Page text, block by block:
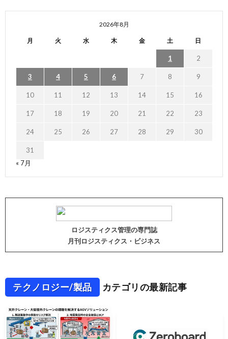
2026年8月
月 火 水 木 金 土 日
1 2
3 4 5 6 7 8 9
10 11 12 13 14 15 16
17 18 19 20 21 22 23
24 25 26 27 28 29 30
31
« 7月
ロジスティクス管理の専門誌
月刊ロジスティクス・ビジネス
テクノロジー/製品 カテゴリの最新記事